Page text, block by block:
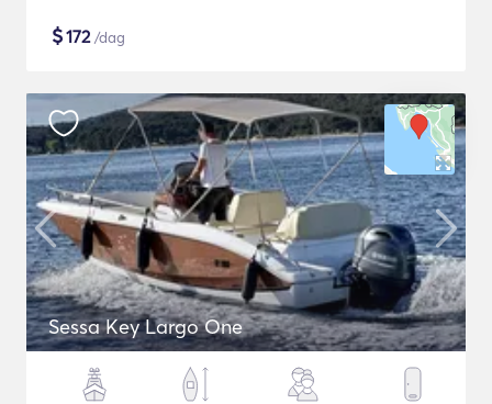
$172/dag
Sessa Key Largo One